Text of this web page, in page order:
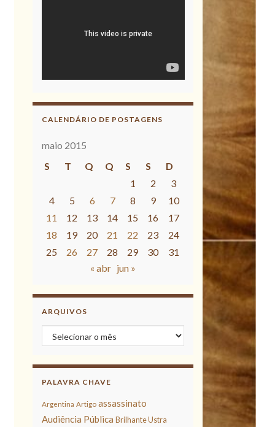
CALENDÁRIO DE POSTAGENS
maio 2015
S
T Q Q S S
D
1
2
3
4
5 6 7 8 9
10
11
12 13 14 15 16
17
18
19 20 21 22 23
24
25
26 27 28 29 30
31
« abr jun »
ARQUIVOS
Arquivos
PALAVRA CHAVE
Argentina Artigo assassinato
Audiência Pública Brilhante Ustra